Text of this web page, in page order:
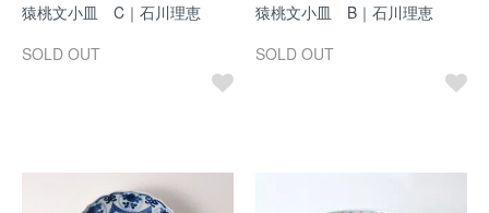
猿桃文小皿 C｜石川理恵
SOLD OUT
猿桃文小皿 B｜石川理恵
SOLD OUT